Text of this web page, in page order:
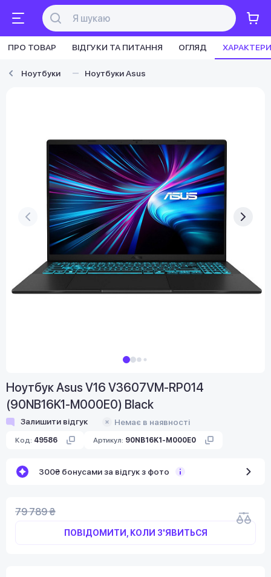
ПРО ТОВАР ВІДГУКИ ТА ПИТАННЯ ОГЛЯД
Ноутбуки Ноутбуки Asus
Ноутбук Asus V16 V3607VM-RP014
(90NB16K1-M000E0) Black
Залишити відгук Немає в наявності
Код: 49586 Артикул: 90NB16K1-M000E0
300₴ бонусами за відгук з фото
79 789 ₴
ПОВІДОМИТИ, КОЛИ З'ЯВИТЬСЯ